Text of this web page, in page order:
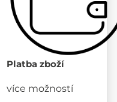
Platba zboží
více možností